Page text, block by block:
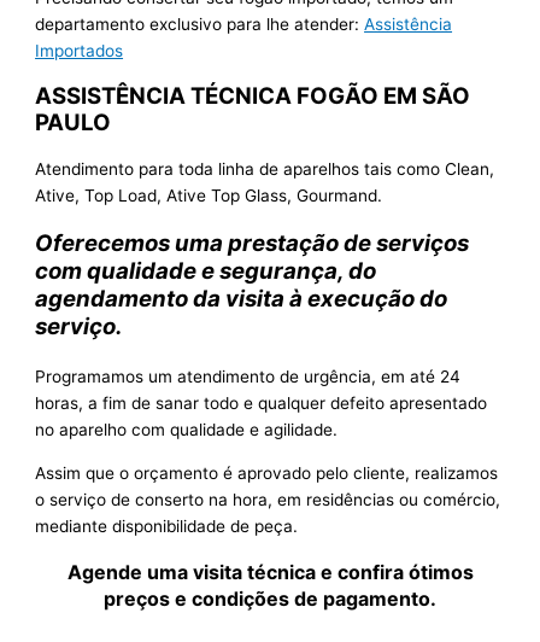
departamento exclusivo para lhe atender:Assistência
Importados
ASSISTÊNCIA TÉCNICA FOGÃO EM SÃO
PAULO
Atendimento para toda linha de aparelhos tais como Clean,
Ative, Top Load, Ative Top Glass, Gourmand.
Oferecemos uma prestação de serviços
com qualidade e segurança, do
agendamento da visita à execução do
serviço.
Programamos um atendimento de urgência, em até 24
horas, a fim de sanar todo e qualquer defeito apresentado
no aparelho com qualidade e agilidade.
Assim que o orçamento é aprovado pelo cliente, realizamos
o serviço de conserto na hora, em residências ou comércio,
mediante disponibilidade de peça.
Agende uma visita técnica e confira ótimos
preços e condições de pagamento.